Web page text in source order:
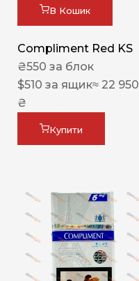
В Кошик
Compliment Red KS
₴550 за блок
$510 за ящик≈ 22 950
₴
Купити